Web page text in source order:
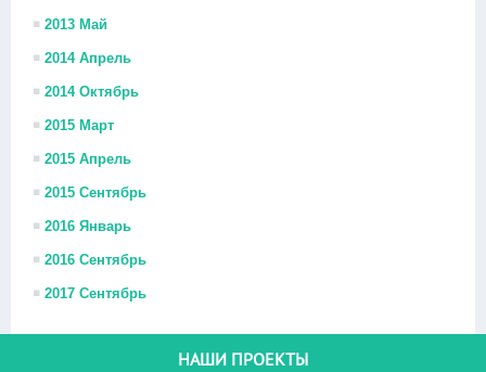
2013 Май
2014 Апрель
2014 Октябрь
2015 Март
2015 Апрель
2015 Сентябрь
2016 Январь
2016 Сентябрь
2017 Сентябрь
НАШИ ПРОЕКТЫ